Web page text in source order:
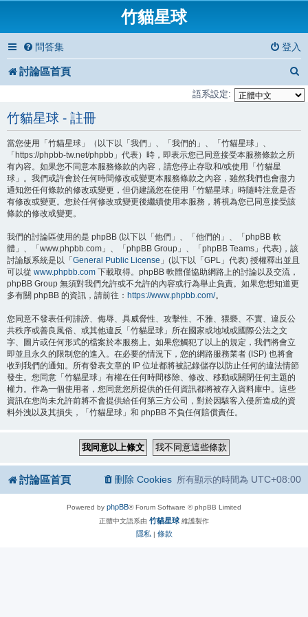
竹貓星球
問答集 登入
討論區首頁
語系設定:
竹貓星球 - 註冊
當您使用「竹貓星球」（以下以「我們」、「我們的」、「竹貓星球」、
「https://phpbb-tw.net/phpbb」代表）時，即表示您已同意接受本服務條款之所
有內容。如果您不同意本服務條款的內容，請您停止存取和/或使用「竹貓星
球」。我們或許會於任何時間修改或變更本服務條款之內容，雖然我們也會盡力
通知您任何條款的修改或變更，但仍建議您在使用「竹貓星球」時隨時注意是否
有修改或變更。您於任何修改或變更後繼續使用本服務，將視為您已同意接受該
條款的修改或變更。
我們的討論區使用的是 phpBB (以下以「他們」、「他們的」、「phpBB 軟
體」、「www.phpbb.com」、「phpBB Group」、「phpBB Teams」代表)，該
討論版系統是以「 General Public License 」(以下以「GPL」代表) 授權釋出並且
可以從 www.phpbb.com 下載取得。phpBB 軟體僅協助網路上的討論以及交流，
phpBB Group 無須對我們允許或不允許的內容或行為舉止負責。如果您想知道更
多有關 phpBB 的資訊，請前往： https://www.phpbb.com/。
您同意不發表任何誹謗、侮辱、具威脅性、攻擊性、不雅、猥褻、不實、違反公
共秩序或善良風俗、或其他違反「竹貓星球」所在國家或地域或國際公法之文
字、圖片或任何形式的檔案於本服務上。如果您觸犯了以上的規定，我們將會立
即並且永久的限制您的進入。在必要的情況下，您的網路服務業者 (ISP) 也將會
收到我們的通知。所有發表文章的 IP 位址都將被記錄儲存以防止任何的違法情節
發生。您同意「竹貓星球」有權在任何時間移除、修改、移動或關閉任何主題的
權力。作為一個使用者，您同意您所提供的任何資訊都將被存入資料庫中。這些
資訊在您尚未允許前將不會提供給任何第三方公司，對於因駭客入侵所造成的資
料外洩以及其損失，「竹貓星球」和 phpBB 不負任何賠償責任。
討論區首頁 所有顯示的時間為 UTC+08:00
刪除 Cookies
Powered by phpBB® Forum Software © phpBB Limited
正體中文語系由 竹貓星球 維護製作
隱私 | 條款